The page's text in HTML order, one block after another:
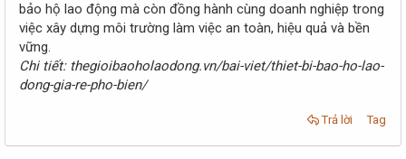
bảo hộ lao động mà còn đồng hành cùng doanh nghiệp trong
việc xây dựng môi trường làm việc an toàn, hiệu quả và bền
vững.
Chi tiết: thegioibaoholaodong.vn/bai-viet/thiet-bi-bao-ho-lao-
dong-gia-re-pho-bien/
Trả lời Tag